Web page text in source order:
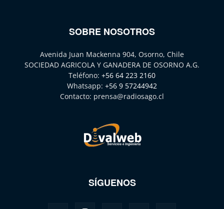
SOBRE NOSOTROS
Avenida Juan Mackenna 904, Osorno, Chile
SOCIEDAD AGRICOLA Y GANADERA DE OSORNO A.G.
Teléfono: +56 64 223 2160
Whatsapp: +56 9 57244942
Contacto: prensa@radiosago.cl
SÍGUENOS